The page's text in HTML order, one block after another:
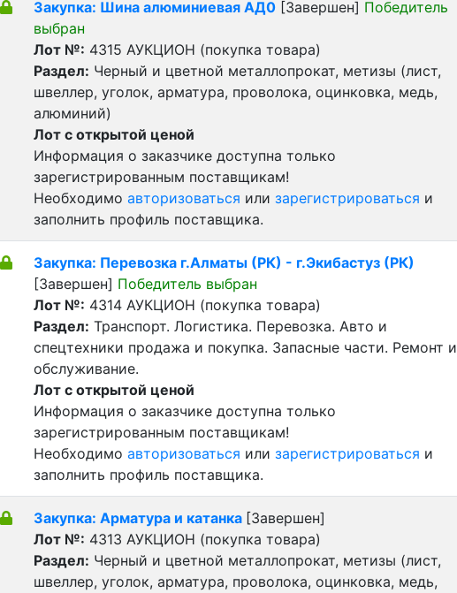
Закупка: Шина алюминиевая АД0 [Завершен] Победитель
выбран
Лот №: 4315 АУКЦИОН (покупка товара)
Раздел: Черный и цветной металлопрокат, метизы (лист,
швеллер, уголок, арматура, проволока, оцинковка, медь,
алюминий)
Лот с открытой ценой
Информация о заказчике доступна только
зарегистрированным поставщикам!
Необходимо авторизоваться или зарегистрироваться и
заполнить профиль поставщика.
Закупка: Перевозка г.Алматы (РК) - г.Экибастуз (РК)
[Завершен] Победитель выбран
Лот №: 4314 АУКЦИОН (покупка товара)
Раздел: Транспорт. Логистика. Перевозка. Авто и
спецтехники продажа и покупка. Запасные части. Ремонт и
обслуживание.
Лот с открытой ценой
Информация о заказчике доступна только
зарегистрированным поставщикам!
Необходимо авторизоваться или зарегистрироваться и
заполнить профиль поставщика.
Закупка: Арматура и катанка [Завершен]
Лот №: 4313 АУКЦИОН (покупка товара)
Раздел: Черный и цветной металлопрокат, метизы (лист,
швеллер, уголок, арматура, проволока, оцинковка, медь,